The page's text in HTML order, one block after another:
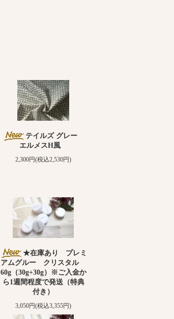
テイルズ グレー
エルメスH風
2,300円(税込2,530円)
★在庫あり プレミ
アムグルー クリスタル
60g（30g+30g）※ご入金か
ら1週間程度で発送（特典
付き）
3,050円(税込3,355円)